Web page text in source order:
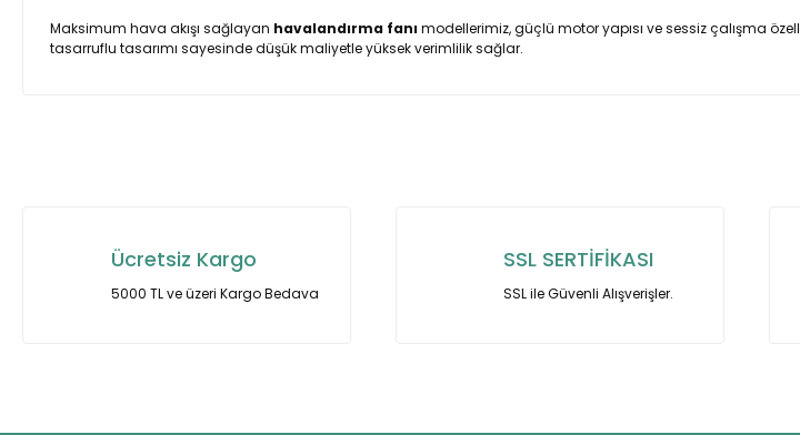
Maksimum hava akışı sağlayan havalandırma fanı modellerimiz, güçlü motor yapısı ve sessiz çalışma
tasarruflu tasarımı sayesinde düşük maliyetle yüksek verimlilik sağlar.
Ürün açıklamasında eksik bilgiler bulunuyor.
Ücretsiz Kargo
5000 TL ve üzeri Kargo Bedava
SSL SERTİFİKASI
SSL ile Güvenli Alışverişler.